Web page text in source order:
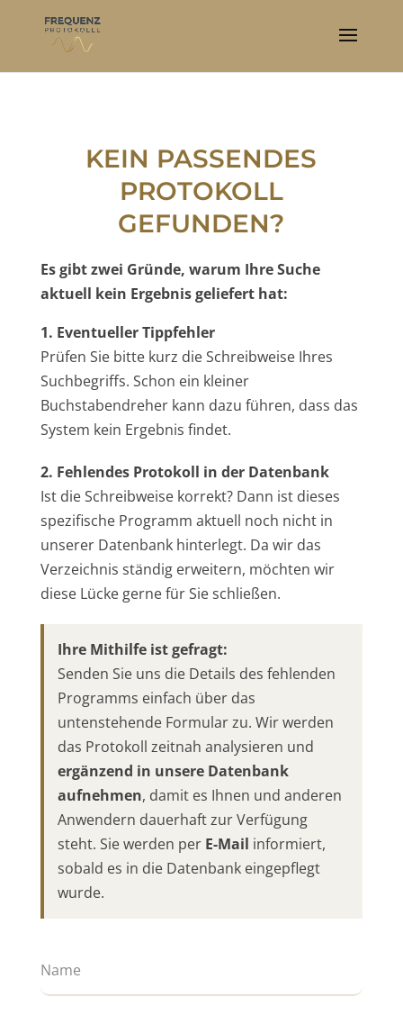
KEIN PASSENDES
PROTOKOLL
GEFUNDEN?
Es gibt zwei Gründe, warum Ihre Suche
aktuell kein Ergebnis geliefert hat:
1. Eventueller Tippfehler
Prüfen Sie bitte kurz die Schreibweise Ihres
Suchbegriffs. Schon ein kleiner
Buchstabendreher kann dazu führen, dass das
System kein Ergebnis findet.
2. Fehlendes Protokoll in der Datenbank
Ist die Schreibweise korrekt? Dann ist dieses
spezifische Programm aktuell noch nicht in
unserer Datenbank hinterlegt. Da wir das
Verzeichnis ständig erweitern, möchten wir
diese Lücke gerne für Sie schließen.
Ihre Mithilfe ist gefragt:
Senden Sie uns die Details des fehlenden
Programms einfach über das
untenstehende Formular zu. Wir werden
das Protokoll zeitnah analysieren und
ergänzend in unsere Datenbank
aufnehmen, damit es Ihnen und anderen
Anwendern dauerhaft zur Verfügung
steht. Sie werden per E-Mail informiert,
sobald es in die Datenbank eingepflegt
wurde.